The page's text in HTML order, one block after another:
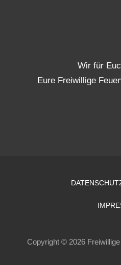
Wir für
Eure Freiwillige
Copyright © 2026